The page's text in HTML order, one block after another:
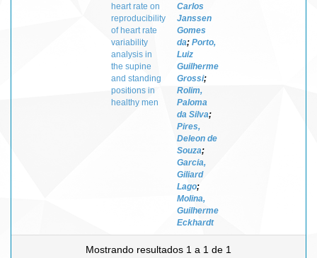
heart rate on
reproducibility
of heart rate
variability
analysis in
the supine
and standing
positions in
healthy men
Carlos
Janssen
Gomes
da; Porto,
Luiz
Guilherme
Grossi;
Rolim,
Paloma
da Silva;
Pires,
Deleon de
Souza;
Garcia,
Giliard
Lago;
Molina,
Guilherme
Eckhardt
Mostrando resultados 1 a 1 de 1